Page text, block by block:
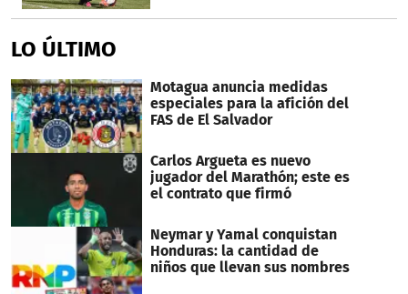
LO ÚLTIMO
Motagua anuncia medidas
especiales para la afición del
FAS de El Salvador
Carlos Argueta es nuevo
jugador del Marathón; este es
el contrato que firmó
Neymar y Yamal conquistan
Honduras: la cantidad de
niños que llevan sus nombres